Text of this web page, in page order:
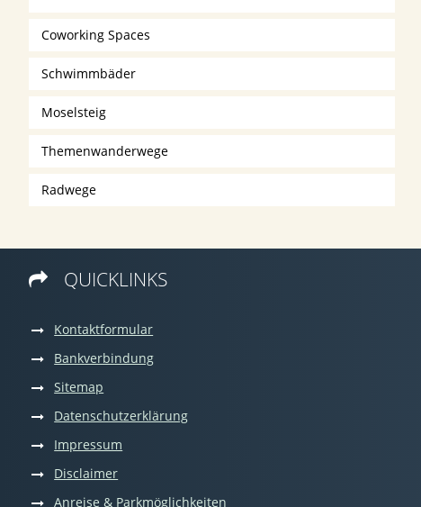
Coworking Spaces
Schwimmbäder
Moselsteig
Themenwanderwege
Radwege
 QUICKLINKS
Kontaktformular
Bankverbindung
Sitemap
Datenschutzerklärung
Impressum
Disclaimer
Anreise & Parkmöglichkeiten